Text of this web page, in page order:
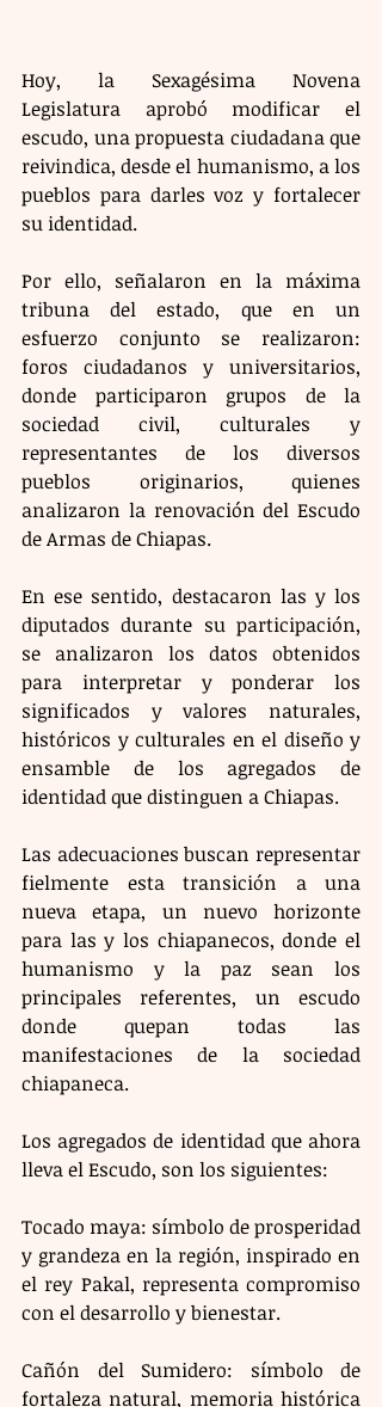
Hoy, la Sexagésima Novena
Legislatura aprobó modificar el
escudo, una propuesta ciudadana que
reivindica, desde el humanismo, a los
pueblos para darles voz y fortalecer
su identidad.
Por ello, señalaron en la máxima
tribuna del estado, que en un
esfuerzo conjunto se realizaron:
foros ciudadanos y universitarios,
donde participaron grupos de la
sociedad civil, culturales y
representantes de los diversos
pueblos originarios, quienes
analizaron la renovación del Escudo
de Armas de Chiapas.
En ese sentido, destacaron las y los
diputados durante su participación,
se analizaron los datos obtenidos
para interpretar y ponderar los
significados y valores naturales,
históricos y culturales en el diseño y
ensamble de los agregados de
identidad que distinguen a Chiapas.
Las adecuaciones buscan representar
fielmente esta transición a una
nueva etapa, un nuevo horizonte
para las y los chiapanecos, donde el
humanismo y la paz sean los
principales referentes, un escudo
donde quepan todas las
manifestaciones de la sociedad
chiapaneca.
Los agregados de identidad que ahora
lleva el Escudo, son los siguientes:
Tocado maya: símbolo de prosperidad
y grandeza en la región, inspirado en
el rey Pakal, representa compromiso
con el desarrollo y bienestar.
Cañón del Sumidero: símbolo de
fortaleza natural, memoria histórica